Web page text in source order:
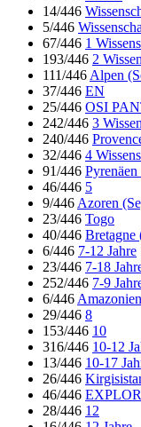
14/446
5/446
67/446 1
193/446 2
111/446Alpen
37/446 EN
25/446 OSI
242/446 3
240/446
32/446 4
91/446
46/446 5
9/446Azoren
23/446 Togo
40/446 Bretagne
6/446 7-12 Jahre
23/446 7-18
252/446 7-9
6/446Amazonien
29/446 8
153/446 10
316/446 10-12
13/446 10-17
26/446
46/446
28/446 12